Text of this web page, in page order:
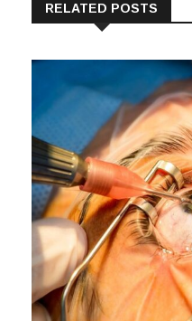
RELATED POSTS